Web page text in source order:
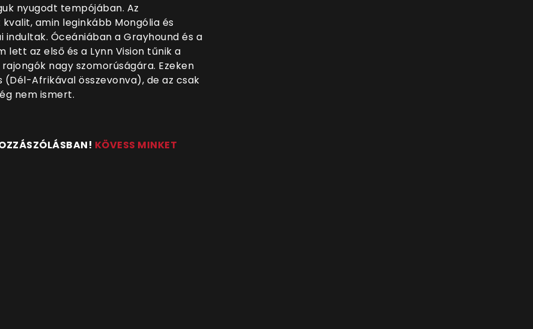
nyugodt tempójában. Az
amin leginkább Mongólia és
Óceániában a Grayhound és a
lett az első és a Lynn Vision tűnik a
nagy szomorúságára. Ezeken
Afrikával összevonva), de az csak
nem ismert.
KÖVESS MINKET